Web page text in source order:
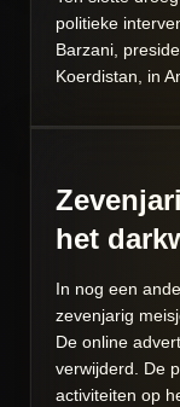
politieke
Barzani,
Koerdistan, in
het
In nog een
zevenjarig
De online
verwijderd. De
activiteiten op